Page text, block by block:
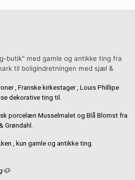
butik" med gamle og antikke ting fra
til boligindretningen med sjæl &
, Franske kirkestager , Louis Phillipe
dekorative ting til.
porcelæn Musselmalet og Blå Blomst fra
Grøndahl.
, kun gamle og antikke ting.
🐶